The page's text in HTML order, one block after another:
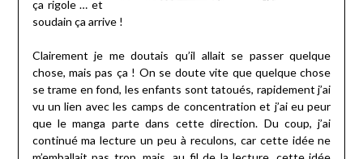
ça rigole … et
soudain ça arrive !
Clairement je me doutais qu’il allait se passer quelque
chose, mais pas ça ! On se doute vite que quelque chose
se trame en fond, les enfants sont tatoués, rapidement j’ai
vu un lien avec les camps de concentration et j’ai eu peur
que le manga parte dans cette direction. Du coup, j’ai
continué ma lecture un peu à reculons, car cette idée ne